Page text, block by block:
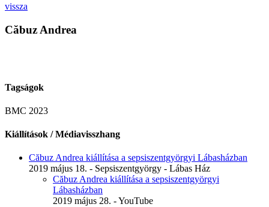
vissza
Căbuz Andrea
Tagságok
BMC 2023
Kiállítások / Médiavisszhang
Căbuz Andrea kiállítása a sepsiszentgyörgyi Lábasházban
2019 május 18. - Sepsiszentgyörgy - Lábas Ház
Căbuz Andrea kiállítása a sepsiszentgyörgyi
Lábasházban
2019 május 28. - YouTube